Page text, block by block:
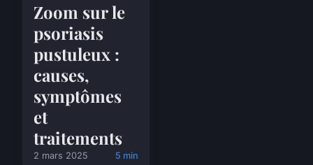
Zoom sur le
psoriasis
pustuleux :
causes,
symptômes
et
traitements
2 mars 2025 5 min